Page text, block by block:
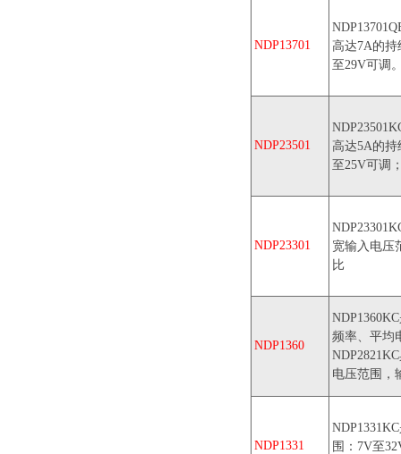
NDP13701
高达7A的
至29V可调
NDP23501
高达5A的
至25V可调
NDP23301
宽输入电压
比
NDP1360
频率、平均
电压范围，
NDP1331
围：7V至